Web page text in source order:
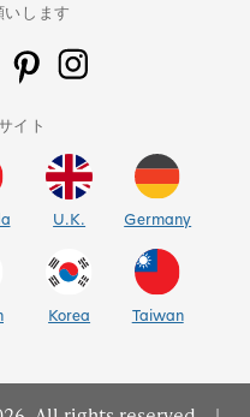
します
イト
U.K. Germany
Korea Taiwan